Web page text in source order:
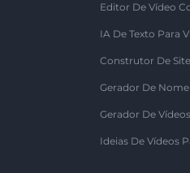
Editor De Vídeo
IA De Texto Para
Construtor De
Gerador De
Gerador De
Ideias De Vídeos